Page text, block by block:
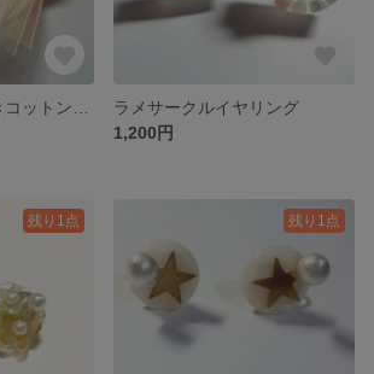
ラメサークルイヤリング
1,200円
残り1点 残り1点